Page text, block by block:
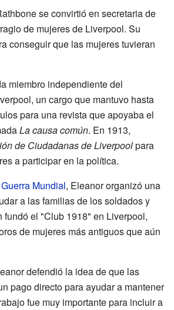
se convirtió en secretaria de
de mujeres de Liverpool. Su
conseguir que las mujeres tuvieran
miembro independiente del
un cargo que mantuvo hasta
para una revista que apoyaba el
La causa común. En 1913,
de Ciudadanas de Liverpoolpara
a participar en la política.
Mundial, Eleanor organizó una
a las familias de los soldados y
fundó el "Club 1918" en Liverpool,
de mujeres más antiguos que aún
defendió la idea de que las
pago directo para ayudar a mantener
fue muy importante para incluir a